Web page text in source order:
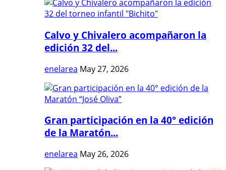
Calvo y Chivalero acompañaron la
edición 32 del...
enelarea May 27, 2026
Gran participación en la 40° edición
de la Maratón...
enelarea May 26, 2026